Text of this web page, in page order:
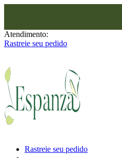
Atendimento:
Rastreie seu pedido
Rastreie seu pedido